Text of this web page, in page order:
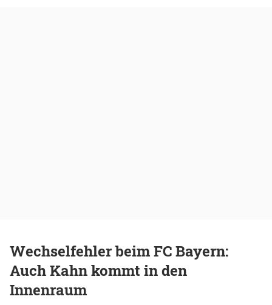
Wechselfehler beim FC Bayern:
Auch Kahn kommt in den
Innenraum